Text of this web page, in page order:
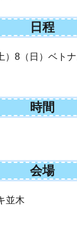
日程
）8（日）ベト
時間
会場
並木